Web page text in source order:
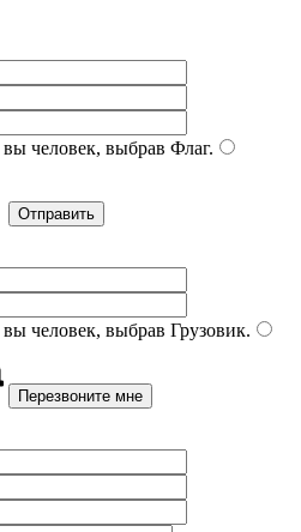
человек, выбрав Флаг.
человек, выбрав Грузовик.